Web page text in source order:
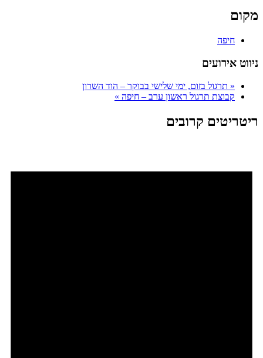
מקום
חיפה
ניווט אירועים
« תרגול בזום, ימי שלישי בבוקר – הוד השרון
קבוצת תרגול ראשון ערב – חיפה »
ריטריטים קרובים